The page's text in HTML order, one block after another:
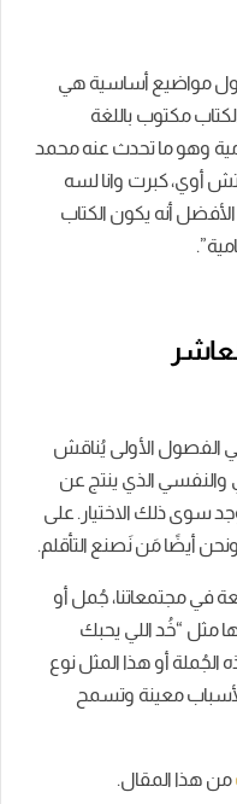
يتمحور حول مواضيع أساسية هي
مكتوب باللغة
وهو ما تحدث عنه محمد
أوي، كبرت وانا لسه
أنه يكون الكتاب
الفصول الأولى يُناقش
والنفسي الذي ينتج عن
سوى ذلك الاختيار. على
أيضًا مَن نَصنع التأقلم.
في مجتمعاتنا، جُمل أو
مثل “خُد اللي يحبك
الجُملة أو هذا المثل نوع
لأسباب معينة وتسمح
من هذا المقال.